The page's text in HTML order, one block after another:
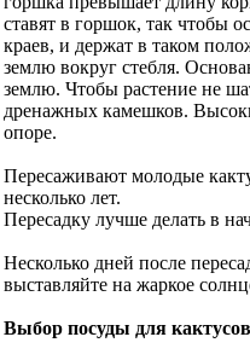
ставят в горшок, так чтобы
краев, и держат в таком
землю вокруг стебля.
землю. Чтобы растение не
дренажных камешков.
опоре.
Пересаживают молодые
несколько лет.
Пересадку лучше делать в
Несколько дней после
выставляйте на жаркое
Выбор посуды для кактусов